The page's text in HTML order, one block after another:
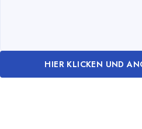
HIER KLICKEN UND